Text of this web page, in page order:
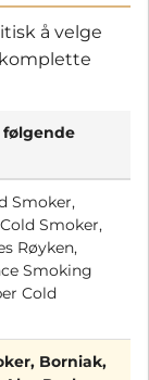
å velge
følgende
Smoker,
Smoker,
Røyken,
Smoking
Cold
Borniak,